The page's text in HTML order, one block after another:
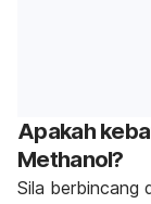
Apakah
Methanol?
Sila berbincang